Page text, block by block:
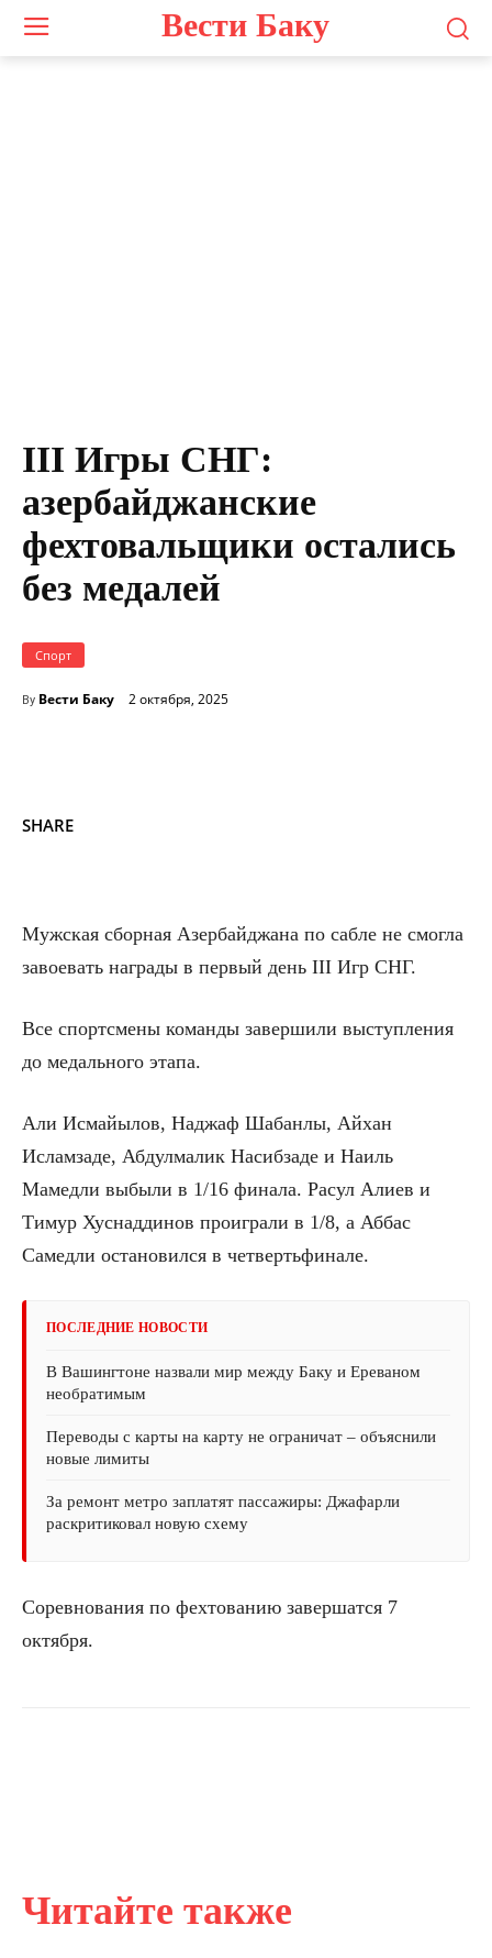
Вести Баку
III Игры СНГ:
азербайджанские
фехтовальщики остались
без медалей
Спорт
By Вести Баку 2 октября, 2025
Читайте также
SHARE
Мужская сборная Азербайджана по сабле не смогла
завоевать награды в первый день III Игр СНГ.
Все спортсмены команды завершили выступления
до медального этапа.
Али Исмайылов, Наджаф Шабанлы, Айхан
Исламзаде, Абдулмалик Насибзаде и Наиль
Мамедли выбыли в 1/16 финала. Расул Алиев и
Тимур Хуснаддинов проиграли в 1/8, а Аббас
Самедли остановился в четвертьфинале.
ПОСЛЕДНИЕ НОВОСТИ
В Вашингтоне назвали мир между Баку и Ереваном
необратимым
Переводы с карты на карту не ограничат – объяснили
новые лимиты
За ремонт метро заплатят пассажиры: Джафарли
раскритиковал новую схему
Соревнования по фехтованию завершатся 7
октября.